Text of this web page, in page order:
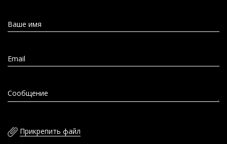
Ваше имя
Email
Сообщение
Прикрепить файл